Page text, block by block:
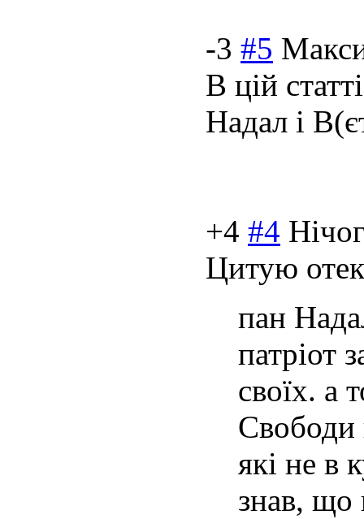
-3 #5
В цій
Надал і
+4 #4
Цитую
пан
патріот
своїх. а
Свободи
які не в
знав, що